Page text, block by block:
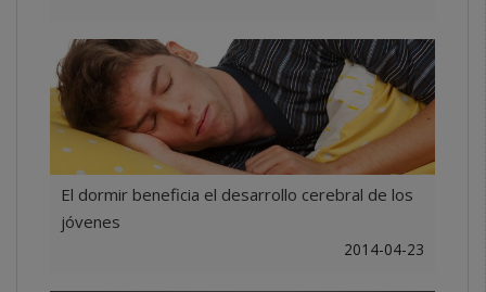
El dormir beneficia el desarrollo cerebral de los
jóvenes
2014-04-23